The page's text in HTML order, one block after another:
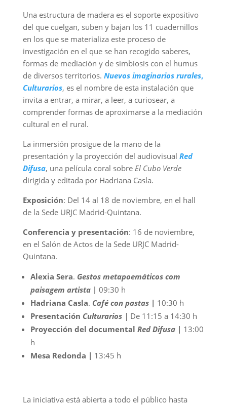
Una estructura de madera es el soporte expositivo
del que cuelgan, suben y bajan los 11 cuadernillos
en los que se materializa este proceso de
investigación en el que se han recogido saberes,
formas de mediación y de simbiosis con el humus
de diversos territorios. Nuevos imaginarios rurales,
Culturarios, es el nombre de esta instalación que
invita a entrar, a mirar, a leer, a curiosear, a
comprender formas de aproximarse a la mediación
cultural en el rural.
La inmersión prosigue de la mano de la
presentación y la proyección del audiovisual Red
Difusa, una película coral sobre El Cubo Verde
dirigida y editada por Hadriana Casla.
Exposición: Del 14 al 18 de noviembre, en el hall
de la Sede URJC Madrid-Quintana.
Conferencia y presentación: 16 de noviembre,
en el Salón de Actos de la Sede URJC Madrid-
Quintana.
Alexia Sera. Gestos metapoemáticos com
paisagem artista | 09:30 h
Hadriana Casla. Café con pastas | 10:30 h
Presentación Culturarios | De 11:15 a 14:30 h
Proyección del documental Red Difusa | 13:00
h
Mesa Redonda | 13:45 h
La iniciativa está abierta a todo el público hasta